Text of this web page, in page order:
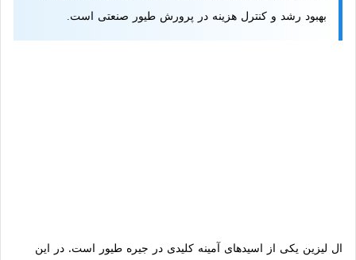
بهبود رشد و کنترل هزینه در پرورش طیور صنعتی است.
ال لیزین یکی از اسیدهای آمینه کلیدی در جیره طیور است. در این